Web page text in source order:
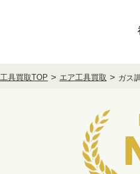
工具買取TOP エア工具買取 ガス